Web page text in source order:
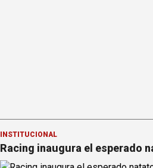
INSTITUCIONAL
Racing inaugura el esperado